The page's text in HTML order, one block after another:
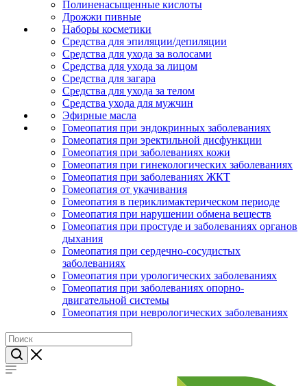
Полиненасыщенные кислоты
Дрожжи пивные
Наборы косметики
Средства для эпиляции/депиляции
Средства для ухода за волосами
Средства для ухода за лицом
Средства для загара
Средства для ухода за телом
Средства ухода для мужчин
Эфирные масла
Гомеопатия при эндокринных заболеваниях
Гомеопатия при эректильной дисфункции
Гомеопатия при заболеваниях кожи
Гомеопатия при гинекологических заболеваниях
Гомеопатия при заболеваниях ЖКТ
Гомеопатия от укачивания
Гомеопатия в периклимактерическом периоде
Гомеопатия при нарушении обмена веществ
Гомеопатия при простуде и заболеваниях органов
дыхания
Гомеопатия при сердечно-сосудистых
заболеваниях
Гомеопатия при урологических заболеваниях
Гомеопатия при заболеваниях опорно-
двигательной системы
Гомеопатия при неврологических заболеваниях